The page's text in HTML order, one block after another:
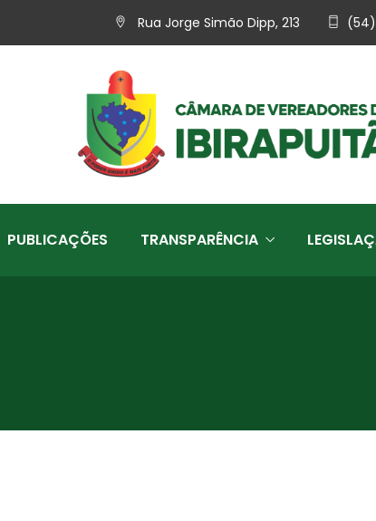
Rua Jorge Simão Dipp, 213
PUBLICAÇÕES TRANSPARÊNCIA